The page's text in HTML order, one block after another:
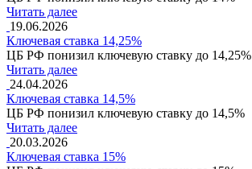
Читать далее
19.06.2026
Ключевая ставка 14,25%
ЦБ РФ понизил ключевую ставку до 14,25%
Читать далее
24.04.2026
Ключевая ставка 14,5%
ЦБ РФ понизил ключевую ставку до 14,5%
Читать далее
20.03.2026
Ключевая ставка 15%